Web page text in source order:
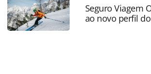
página. Todo o conteúdo produzido pela
Editora é protegido pela legislação
autoral. Não reproduza o conteúdo sem
Seguro Viagem
ao novo perfil